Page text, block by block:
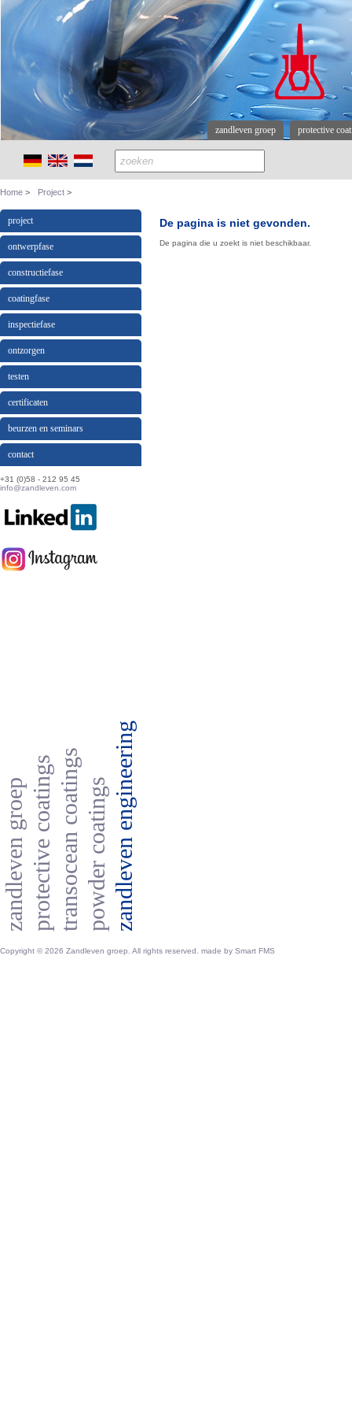
zandleven groep protective
Home Project
project
ontwerpfase
constructiefase
coatingfase
inspectiefase
ontzorgen
testen
certificaten
beurzen en seminars
contact
+31 (0)58 - 212 95 45
info@zandleven.com
De pagina is niet gevonden.
De pagina die u zoekt is niet beschikbaar.
zandleven groepprotective coatingstransocean coatingspowder coatingszandleven engineering
Copyright © 2026 Zandleven groep. All rights reserved. made by Smart FMS